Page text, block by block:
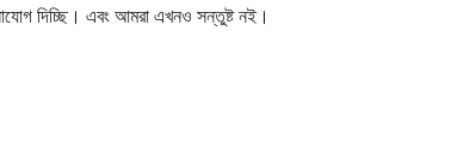
দিচ্ছি। এবং আমরা এখনও সন্তুষ্ট নই।